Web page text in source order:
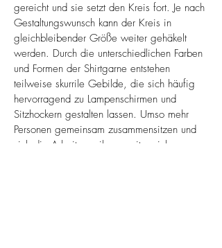
gereicht und sie setzt den Kreis fort. Je nach
Gestaltungswunsch kann der Kreis in
gleichbleibender Größe weiter gehäkelt
werden. Durch die unterschiedlichen Farben
und Formen der Shirtgarne entstehen
teilweise skurrile Gebilde, die sich häufig
hervorragend zu Lampenschirmen und
Sitzhockern gestalten lassen. Umso mehr
Personen gemeinsam zusammensitzen und
sich die Arbeiten reihum weiterreichen, um